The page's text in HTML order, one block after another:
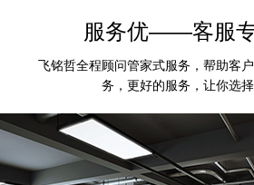
服务优——客服
飞铭哲全程顾问管家式服务，帮助客
务，更好的服务，让你选择